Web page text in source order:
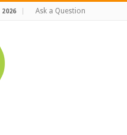
2026 Ask a Question